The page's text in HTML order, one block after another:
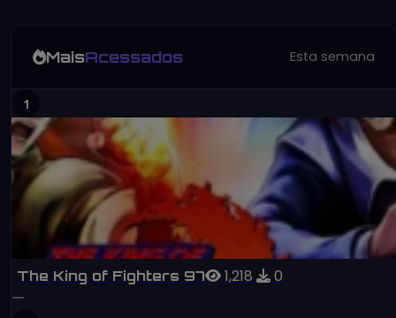
MaisAcessados Esta semana
1
The King of Fighters 97 1,218 0